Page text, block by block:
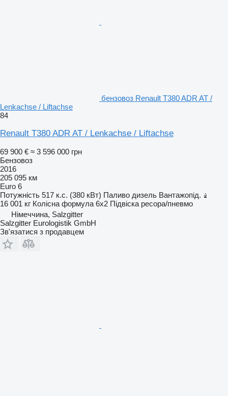
бензовоз Renault T380 ADR AT /
Lenkachse / Liftachse
84
Renault T380 ADR AT / Lenkachse / Liftachse
69 900 € ≈ 3 596 000 грн
Бензовоз
2016
205 095 км
Euro 6
Потужність 517 к.с. (380 кВт) Паливо дизель Вантажопід.
16 001 кг Колісна формула 6x2 Підвіска ресора/пневмо
Німеччина, Salzgitter
Salzgitter Eurologistik GmbH
Зв'язатися з продавцем